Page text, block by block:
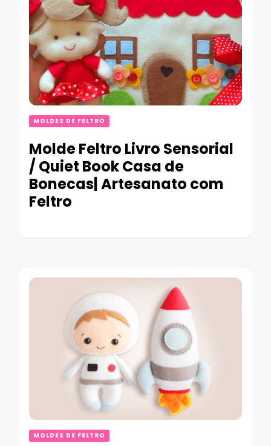
MOLDES DE FELTRO
Molde Feltro Livro Sensorial
/ Quiet Book Casa de
Bonecas| Artesanato com
Feltro
MOLDES DE FELTRO